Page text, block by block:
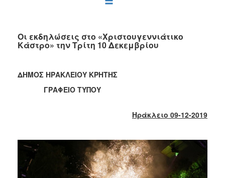
2022
2021
2019
2018
2015
Οι εκδηλώσεις στο «Χριστουγεννιάτικο
Κάστρο» την Τρίτη 10 Δεκεμβρίου
ΔΗΜΟΣ ΗΡΑΚΛΕΙΟΥ ΚΡΗΤΗΣ
ΓΡΑΦΕΙΟ ΤΥΠΟΥ
Ηράκλειο 09-12-2019